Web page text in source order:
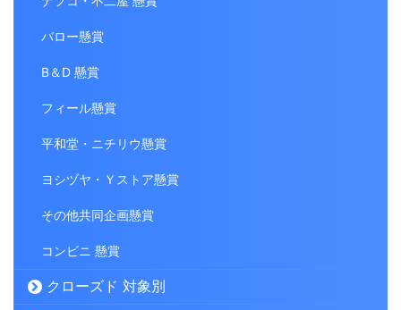
バロー懸賞
B＆D 懸賞
フィール懸賞
平和堂・ニチリウ懸賞
ヨシヅヤ・Ｙストア懸賞
その他共同企画懸賞
コンビニ 懸賞
クローズド 対象別